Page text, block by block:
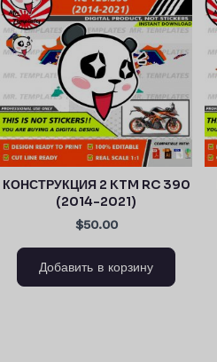
КОНСТРУКЦИЯ 2 KTM RC 390
(2014-2021)
$50.00
Добавить в корзину